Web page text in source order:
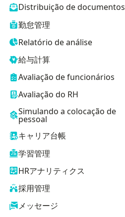
Distribuição de documentos
勤怠管理
Relatório de análise
給与計算
Avaliação de funcionários
Avaliação do RH
Simulando a colocação de
pessoal
キャリア台帳
学習管理
HRアナリティクス
採用管理
メッセージ